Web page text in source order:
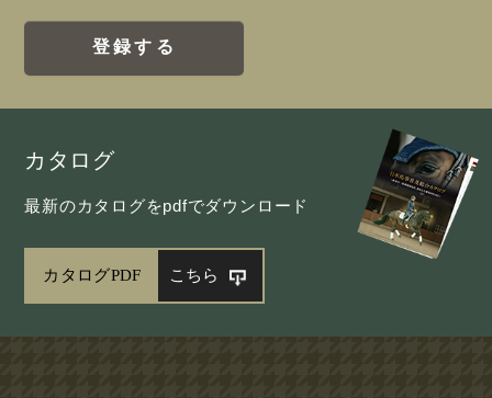
登録する
カタログ
最新のカタログをpdfでダウンロード
カタログPDF こちら